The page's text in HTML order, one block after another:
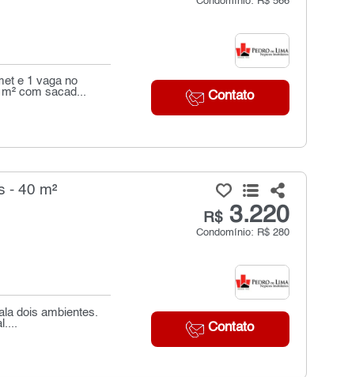
Contato
e 1 vaga no
com sacad...
- 40 m²
R$3.220
Condomínio: R$ 280
Contato
dois ambientes.